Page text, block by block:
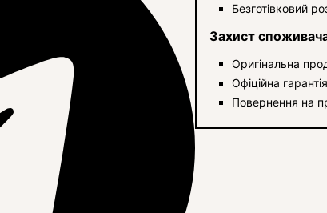
Безготівковий
Захист
Оригінальна
Офіційна гарантія
Повернення на